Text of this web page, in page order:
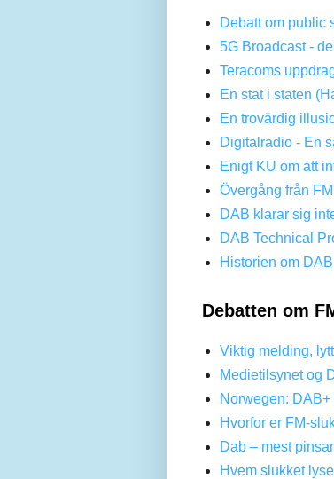
Debatt om public
5G Broadcast -
Teracoms
En stat i staten
En trovärdig
Digitalradio - En
Enigt KU om att
Övergång från
DAB klarar sig
DAB Technical
Historien om
Debatten om
Viktig melding,
Medietilsynet og
Norwegen:
Hvorfor er FM-
Dab – mest
Hvem slukket